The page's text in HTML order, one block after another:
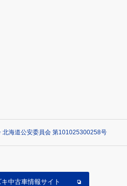
北海道公安委員会 第101025300258号
キ中古車情報サイト